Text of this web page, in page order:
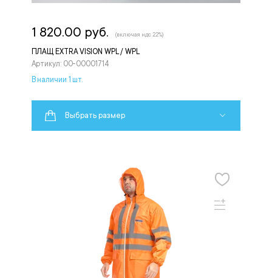
ПЛАЩ EXTRA VISION WPL / WPL
Артикул: 00-00001714
1 820.00 руб. (включая ндс 22%)
В наличии 1 шт.
Выбрать размер